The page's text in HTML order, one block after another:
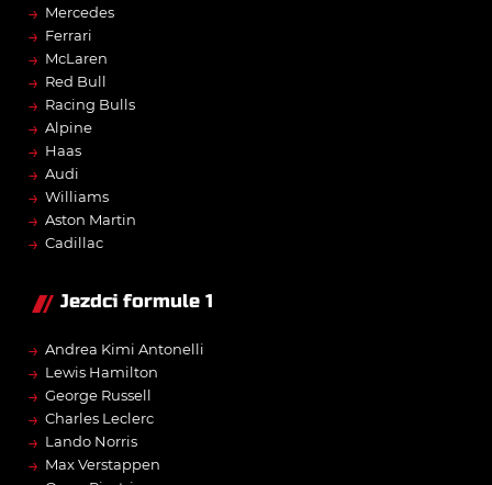
→ Mercedes
→ Ferrari
→ McLaren
→ Red Bull
→ Racing Bulls
→ Alpine
→ Haas
→ Audi
→ Williams
→ Aston Martin
→ Cadillac
Jezdci formule 1
→ Andrea Kimi Antonelli
→ Lewis Hamilton
→ George Russell
→ Charles Leclerc
→ Lando Norris
→ Max Verstappen